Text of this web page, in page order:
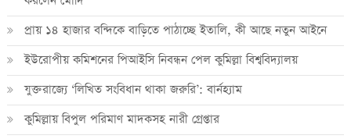
প্রায় ১৪ হাজার বন্দিকে বাড়িতে পাঠাচ্ছে ইতালি, কী আছে নতুন আইনে
ইউরোপীয় কমিশনের পিআইসি নিবন্ধন পেল কুমিল্লা বিশ্ববিদ্যালয়
যুক্তরাজ্যে ‘লিখিত সংবিধান থাকা জরুরি’: বার্নহ্যাম
কুমিল্লায় বিপুল পরিমাণ মাদকসহ নারী গ্রেপ্তার